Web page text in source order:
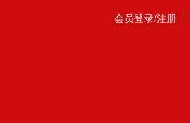
会员登录/注册